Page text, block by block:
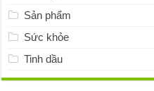
Sản phẩm
Sức khỏe
Tinh dầu